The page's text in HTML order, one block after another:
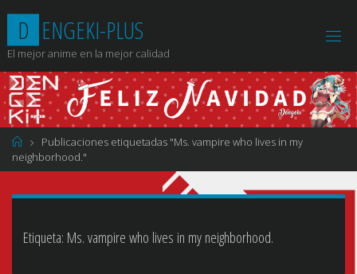
contenido
D ENGEKI-PLUS
El mejor anime en la mejor calidad
Página
de
Inicio
Publicaciones etiquetadas "Ms. vampire who lives in my
neighborhood."
Etiqueta: Ms. vampire who lives in my neighborhood.